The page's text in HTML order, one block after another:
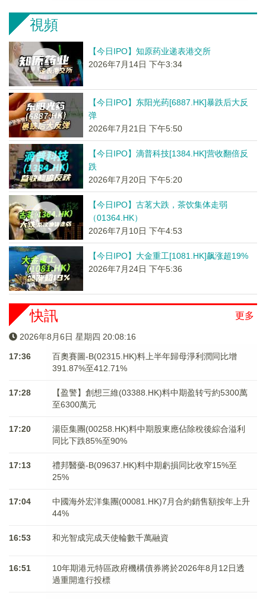
視頻
【今日IPO】知原药业递表港交所
2026年7月14日 下午3:34
【今日IPO】东阳光药[6887.HK]暴跌后大反
弹
2026年7月21日 下午5:50
【今日IPO】滴普科技[1384.HK]营收翻倍反
跌
2026年7月20日 下午5:20
【今日IPO】古茗大跌，茶饮集体走弱
（01364.HK）
2026年7月10日 下午4:53
【今日IPO】大金重工[1081.HK]飙涨超19%
2026年7月24日 下午5:36
更多
快訊
2026年8月6日 星期四 20:08:16
17:36
百奧賽圖-B(02315.HK)料上半年歸母淨利潤同比增
391.87%至412.71%
17:28
【盈警】創想三維(03388.HK)料中期盈转亏約5300萬
至6300萬元
17:20
湯臣集團(00258.HK)料中期股東應佔除稅後綜合溢利
同比下跌85%至90%
17:13
禮邦醫藥-B(09637.HK)料中期虧損同比收窄15%至
25%
17:04
中國海外宏洋集團(00081.HK)7月合約銷售額按年上升
44%
16:53 和光智成完成天使輪數千萬融資
16:51
10年期港元特區政府機構債券將於2026年8月12日透
過重開進行投標